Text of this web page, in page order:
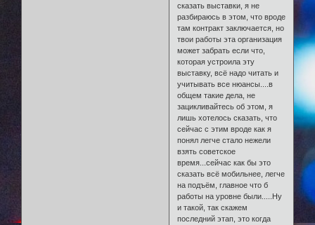
сказать выставки, я не
разбираюсь в этом, что вроде
там контракт заключается, но
твои работы эта организация
может забрать если что,
которая устроила эту
выставку, всё надо читать и
учитывать все нюансы....в
общем такие дела, не
зацикливайтесь об этом, я
лишь хотелось сказать, что
сейчас с этим вроде как я
понял легче стало нежели
взять советское
время...сейчас как бы это
сказать всё мобильнее, легче
на подъём, главное что б
работы на уровне были.....Ну
и такой, так скажем
последний этап, это когда